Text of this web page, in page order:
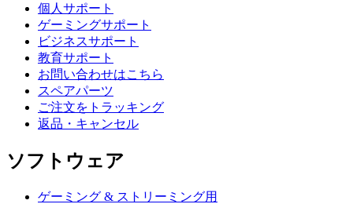
個人サポート
ゲーミングサポート
ビジネスサポート
教育サポート
お問い合わせはこちら
スペアパーツ
ご注文をトラッキング
返品・キャンセル
ソフトウェア
ゲーミング & ストリーミング用